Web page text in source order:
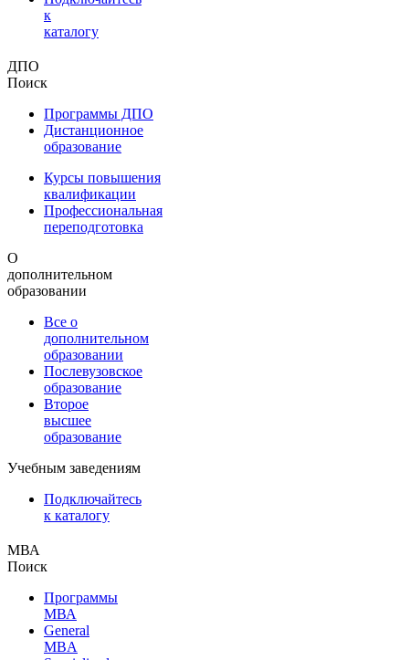
к
каталогу
ДПО
Поиск
Программы ДПО
Дистанционное
образование
Курсы повышения
квалификации
Профессиональная
переподготовка
О
дополнительном
образовании
Все о
дополнительном
образовании
Послевузовское
образование
Второе
высшее
образование
Учебным заведениям
Подключайтесь
к каталогу
МВА
Поиск
Программы
МВА
General
MBA